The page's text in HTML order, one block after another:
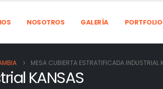
NOSOTROS GALERÍA PORTFOLIO
MESA CUBIERTA ESTRATIFICADA INDUSTRIAL
KANSAS